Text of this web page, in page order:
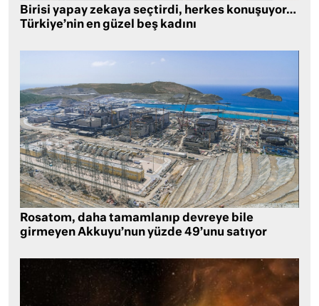
Birisi yapay zekaya seçtirdi, herkes konuşuyor…
Türkiye’nin en güzel beş kadını
Rosatom, daha tamamlanıp devreye bile
girmeyen Akkuyu’nun yüzde 49’unu satıyor